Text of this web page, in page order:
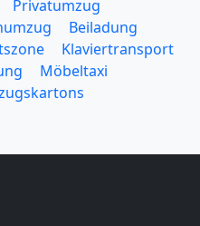
Privatumzug
Beiladung
Klaviertransport
Möbeltaxi